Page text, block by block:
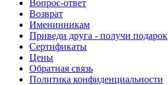
Вопрос-ответ
Возврат
Именинникам
Приведи друга - получи подарок
Сертификаты
Цены
Обратная связь
Политика конфиденциальности